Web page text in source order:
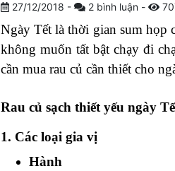
27/12/2018 - 2 bình luận -
Ngày Tết là thời gian sum họp
không muốn tất bật chạy đi
cần mua rau củ cần thiết cho
Rau củ sạch thiết yếu ngày
1. Các loại gia vị
Hành